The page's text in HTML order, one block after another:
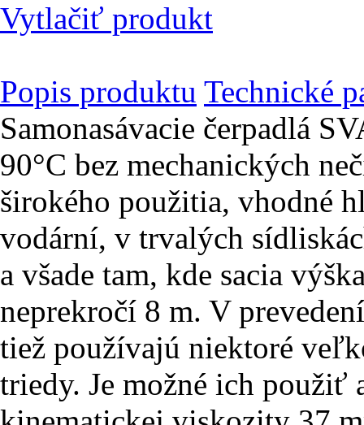
Vytlačiť produkt
Popis produktu Technické
Samonasávacie čerpadlá
90°C bez mechanických
širokého použitia, vhodné
vodární, v trvalých
a všade tam, kde sacia
neprekročí 8 m. V
tiež používajú niektoré
triedy. Je možné ich použiť